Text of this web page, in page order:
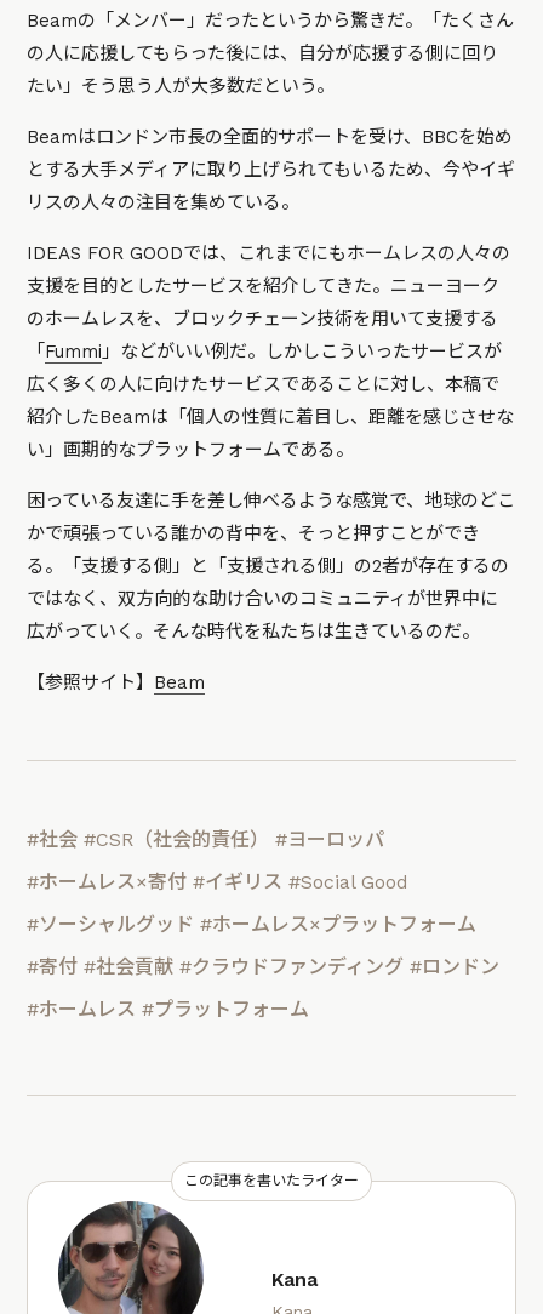
Beamの「メンバー」だったというから驚きだ。「たくさん
の人に応援してもらった後には、自分が応援する側に回り
たい」そう思う人が大多数だという。
Beamはロンドン市長の全面的サポートを受け、BBCを始め
とする大手メディアに取り上げられてもいるため、今やイギ
リスの人々の注目を集めている。
IDEAS FOR GOODでは、これまでにもホームレスの人々の
支援を目的としたサービスを紹介してきた。ニューヨーク
のホームレスを、ブロックチェーン技術を用いて支援する
「 Fummi 」などがいい例だ。しかしこういったサービスが
広く多くの人に向けたサービスであることに対し、本稿で
紹介したBeamは「個人の性質に着目し、距離を感じさせな
い」画期的なプラットフォームである。
困っている友達に手を差し伸べるような感覚で、地球のどこ
かで頑張っている誰かの背中を、そっと押すことができ
る。「支援する側」と「支援される側」の2者が存在するの
ではなく、双方向的な助け合いのコミュニティが世界中に
広がっていく。そんな時代を私たちは生きているのだ。
【参照サイト】 Beam
#社会 #CSR（社会的責任）
#ヨーロッパ
#ホームレス×寄付 #イギリス #Social Good
#ソーシャルグッド #ホームレス×プラットフォーム
#寄付 #社会貢献 #クラウドファンディング #ロンドン
#ホームレス #プラットフォーム
この記事を書いたライター
Kana